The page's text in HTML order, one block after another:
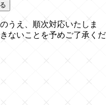
うえ、順次対応いたしま
ないことを予めご了承くだ